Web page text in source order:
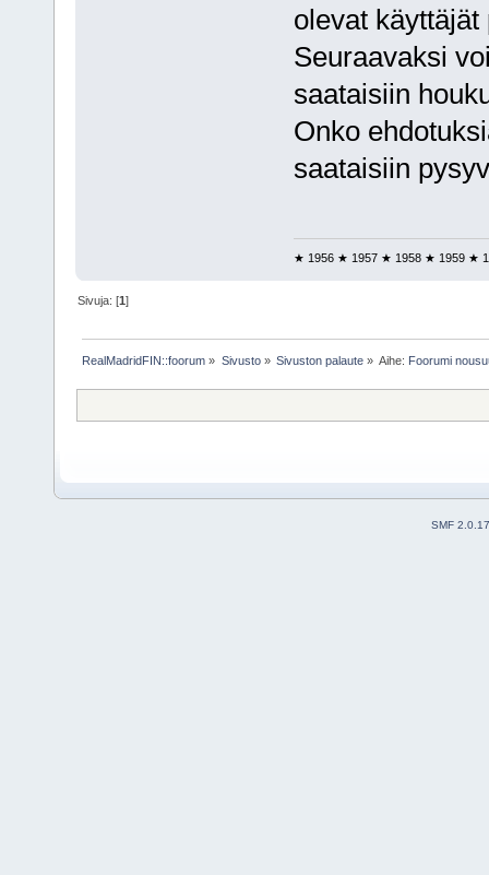
olevat
Seuraavaksi
saataisiin
Onko
saataisiin
★ 1956 ★ 1957 ★ 1958 ★ 1959 ★
Sivuja: [1]
RealMadridFIN::foorum » Sivusto» Sivuston palaute» Aihe: Foorumi
SMF 2.0.17